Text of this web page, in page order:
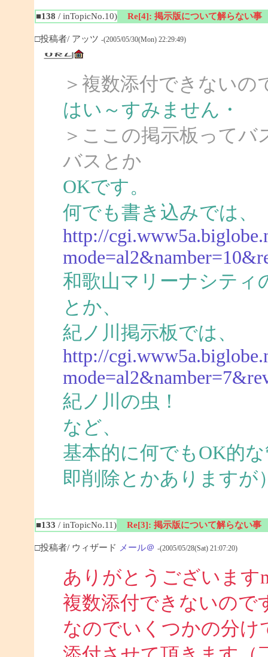
■138 / inTopicNo.10) Re[4]: 掲示版について解らない事
□投稿者/ アッツ -(2005/05/30(Mon) 22:29:49)
＞複数添付できないの
はい～すみません・
＞ここの掲示板って
バスとか
OKです。
何でも書き込みでは、
http://
和歌山マリーナシティ
とか、
紀ノ川掲示板では、
http://
紀ノ川の虫！
など、
基本的に何でもOK的
即削除とかありますが
■133 / inTopicNo.11) Re[3]: 掲示版について解らない事
□投稿者/ ウィザード メール＠ -(2005/05/28(Sat) 21:07:20)
ありがとうございます
複数添付できないので
なのでいくつかの分け